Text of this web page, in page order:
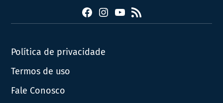
FacebookInstagram
YouTube
RSS
Política de privacidade
Termos de uso
Fale Conosco